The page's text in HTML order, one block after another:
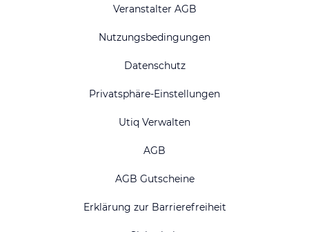
Veranstalter AGB
Nutzungsbedingungen
Datenschutz
Privatsphäre-Einstellungen
Utiq Verwalten
AGB
AGB Gutscheine
Erklärung zur Barrierefreiheit